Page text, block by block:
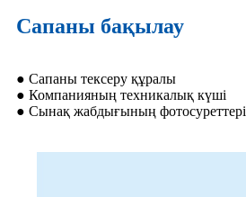
Сапаны бақылау
● Сапаны тексеру құралы
● Компанияның техникалық күші
● Сынақ жабдығының фотосуреттері